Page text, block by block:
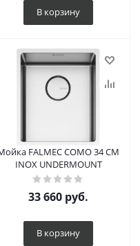
В корзину
FALMEC COMO 34 CM
INOX UNDERMOUNT
33 660 руб.
В корзину